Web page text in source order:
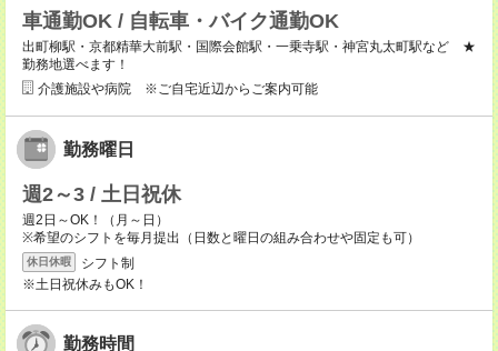
車通勤OK / 自転車・バイク通勤OK
出町柳駅・京都精華大前駅・国際会館駅・一乗寺駅・神宮丸太町駅など ★
勤務地選べます！
介護施設や病院 ※ご自宅近辺からご案内可能
勤務曜日
週2～3 / 土日祝休
週2日～OK！（月～日）
※希望のシフトを毎月提出（日数と曜日の組み合わせや固定も可）
休日休暇
シフト制
※土日祝休みもOK！
勤務時間